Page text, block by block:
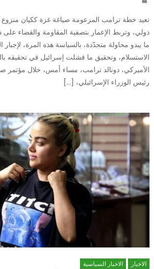
تعيد خطة ترامب المزعومة صياغة غزة ككيان
دولي، وتربط الإعمار بتصفية المقاومة والقضاء
ما يبدو محاولة متجدّدة، بالسياسة هذه المرة،
الاستسلام، وتحقيق ما فشلت إسرائيل في تحقيقه
الأميركي، دونالد ترامب، مساء أمس، خلال
رئيس الوزراء الإسرائيلي، […]
الاخبار الاخبار السياسية